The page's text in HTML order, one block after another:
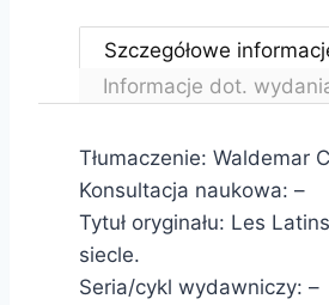
Szczegółowe
Informacje dot.
Tłumaczenie: Waldemar
Konsultacja naukowa: –
Tytuł oryginału: Les
siecle.
Seria/cykl wydawniczy: –